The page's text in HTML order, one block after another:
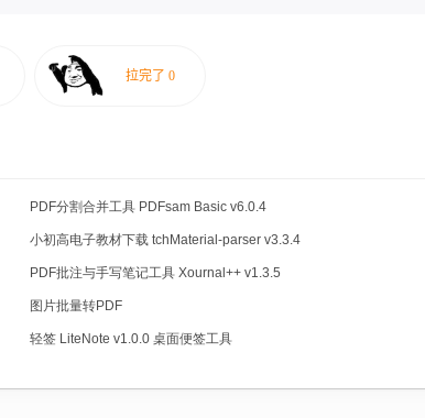
PDF分割合并工具 PDFsam Basic v6.0.4
小初高电子教材下载 tchMaterial-parser v3.3.4
PDF批注与手写笔记工具 Xournal++ v1.3.5
图片批量转PDF
轻签 LiteNote v1.0.0 桌面便签工具